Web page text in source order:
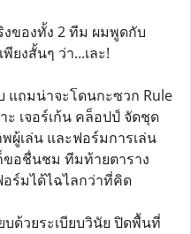
งของทั้ง 2 ทีม ผมพูดกับ
ยงสั้นๆ ว่า...เละ!
แถมน่าจะโดนกะซวก Rule
เจอร์เก้น คล็อปป์ จัดชุด
ผู้เล่น และฟอร์มการเล่น
ขอชื่นชม ทีมท้ายตาราง
ร์มได้ไฉไลกว่าที่คิด
บด้วยระเบียบวินัย ปิดพื้นที่